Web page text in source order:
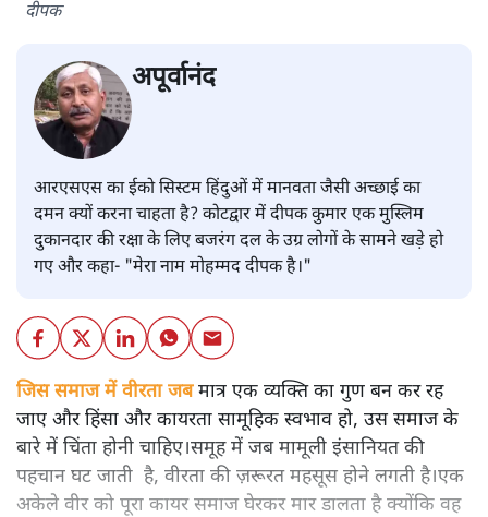
दीपक
अपूर्वानंद
आरएसएस का ईको सिस्टम हिंदुओं में मानवता जैसी अच्छाई का
दमन क्यों करना चाहता है? कोटद्वार में दीपक कुमार एक मुस्लिम
दुकानदार की रक्षा के लिए बजरंग दल के उग्र लोगों के सामने खड़े हो
गए और कहा- "मेरा नाम मोहम्मद दीपक है।"
जिस समाज में वीरता जबमात्र एक व्यक्ति का गुण बन कर रह
जाए और हिंसा और कायरता सामूहिक स्वभाव हो, उस समाज के
बारे में चिंता होनी चाहिए।समूह में जब मामूली इंसानियत की
पहचान घट जाती है, वीरता की ज़रूरत महसूस होने लगती है।एक
अकेले वीर को पूरा कायर समाज घेरकर मार डालता है क्योंकि वह